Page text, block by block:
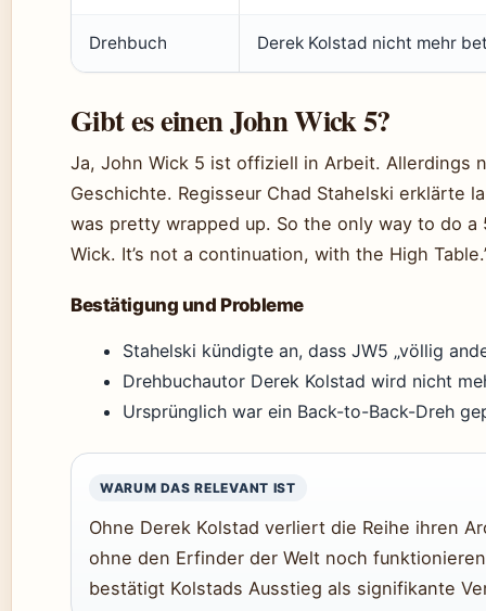
Drehbuch Derek Kolstad nicht mehr
Gibt es einen John Wick 5?
Ja, John Wick 5 ist offiziell in Arbeit. Allerdings
Geschichte. Regisseur Chad Stahelski erklärte
was pretty wrapped up. So the only way to do
Wick. It’s not a continuation, with the High
Bestätigung und Probleme
Stahelski kündigte an, dass JW5 „völlig
Drehbuchautor Derek Kolstad wird nicht
Ursprünglich war ein Back-to-Back-Dreh
WARUM DAS RELEVANT IST
Ohne Derek Kolstad verliert die Reihe ihren
ohne den Erfinder der Welt noch
bestätigt Kolstads Ausstieg als signifikante